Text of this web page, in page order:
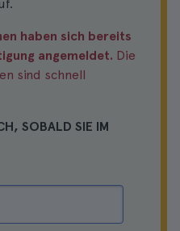
haben sich bereits
angemeldet. Die
sind schnell
SOBALD SIE IM